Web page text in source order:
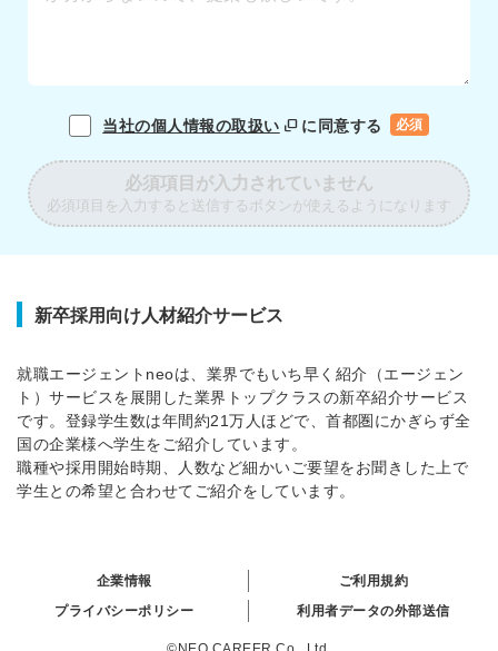
当社の個人情報の取扱い に同意する 必須
必須項目が入力されていません
必須項目を入力すると送信するボタンが使えるようになります
新卒採用向け人材紹介サービス
就職エージェントneoは、業界でもいち早く紹介（エージェン
ト）サービスを展開した業界トップクラスの新卒紹介サービス
です。登録学生数は年間約21万人ほどで、首都圏にかぎらず全
国の企業様へ学生をご紹介しています。
職種や採用開始時期、人数など細かいご要望をお聞きした上で
学生との希望と合わせてご紹介をしています。
企業情報
ご利用規約
プライバシーポリシー
利用者データの外部送信